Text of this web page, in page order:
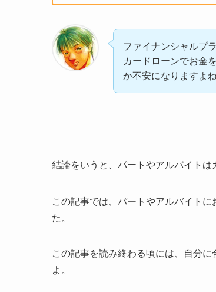
ファイナンシャルプ
カードローンでお金
か不安になりますよね
結論をいうと、パートやアルバイトは
この記事では、パートやアルバイト
た。
この記事を読み終わる頃には、自分に
よ。